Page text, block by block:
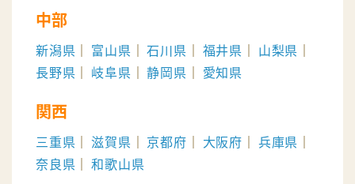
中部
新潟県 富山県 石川県 福井県
山梨県
長野県
岐阜県 静岡県 愛知県
関西
三重県 滋賀県 京都府 大阪府
兵庫県
奈良県
和歌山県